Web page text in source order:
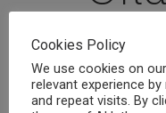
Cookies Policy
We use cookies on
relevant experience
and repeat visits. By